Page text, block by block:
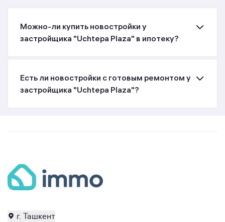
Можно-ли купить новостройки у
застройщика "Uchtepa Plaza" в ипотеку?
Есть ли новостройки с готовым ремонтом у
застройщика "Uchtepa Plaza"?
г. Ташкент